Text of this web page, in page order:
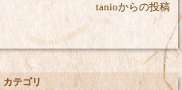
tanioからの投稿
カテゴリ